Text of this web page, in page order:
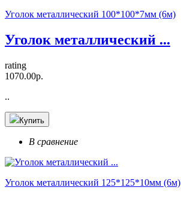
Уголок металлический 100*100*7мм (6м)
Уголок металлический ...
rating
1070.00р.
..
Купить
В сравнение
Уголок металлический 125*125*10мм (6м)